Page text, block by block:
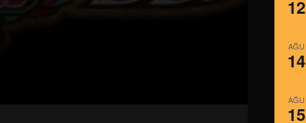
12
AĞU
14
AĞU
15